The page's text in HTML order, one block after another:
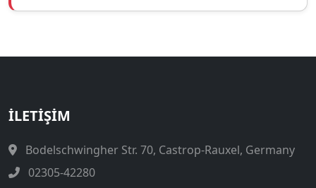
İLETIŞIM
Bodelschwingher Str. 70, Castrop-Rauxel, Germany
02305-42280